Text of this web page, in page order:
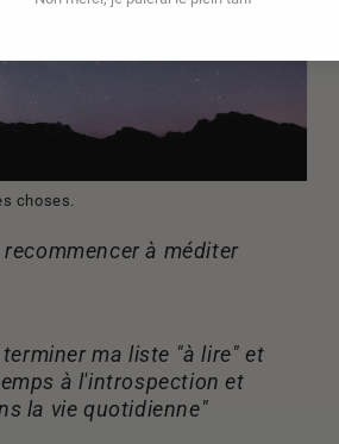
choses.
à méditer
ma liste "à lire" et
à l'introspection et
la vie quotidienne"